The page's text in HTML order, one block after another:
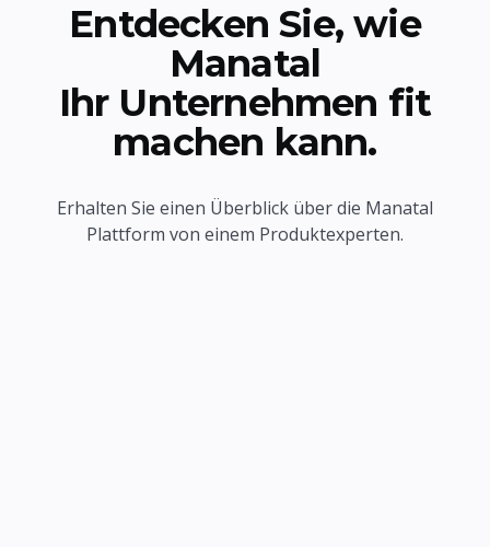
Entdecken Sie, wie
Manatal
Ihr Unternehmen fit
machen kann.
Erhalten Sie einen Überblick über die Manatal
Plattform von einem Produktexperten.